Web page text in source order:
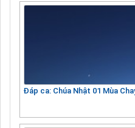
Đáp ca: Chúa Nhật 01 Mùa